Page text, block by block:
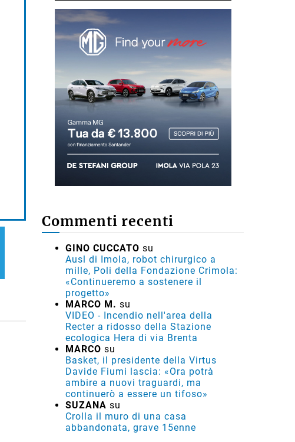
Commenti recenti
GINO CUCCATO su
Ausl di Imola, robot chirurgico a
mille, Poli della Fondazione Crimola:
«Continueremo a sostenere il
progetto»
MARCO M. su
VIDEO - Incendio nell'area della
Recter a ridosso della Stazione
ecologica Hera di via Brenta
MARCO su
Basket, il presidente della Virtus
Davide Fiumi lascia: «Ora potrà
ambire a nuovi traguardi, ma
continuerò a essere un tifoso»
SUZANA su
Crolla il muro di una casa
abbandonata, grave 15enne